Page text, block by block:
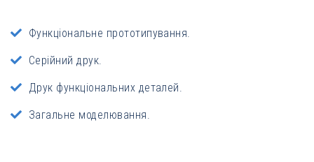
Функціональне прототипування.
Серійний друк.
Друк функціональних деталей.
Загальне моделювання.